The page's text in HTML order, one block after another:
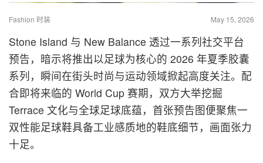
Fashion 时装 May 15, 2026
Stone Island 与 New Balance 透过一系列社交平台
预告，暗示将推出以足球为核心的 2026 年夏季胶囊
系列，瞬间在街头时尚与运动领域掀起高度关注。配
合即将来临的 World Cup 赛期，双方大举挖掘
Terrace 文化与全球足球底蕴，首张预告图便聚焦一
双性能足球鞋具备工业感质地的鞋底细节，画面张力
十足。